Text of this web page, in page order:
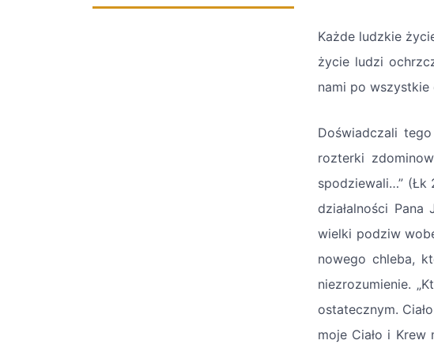
Każde ludzkie
życie ludzi
nami po
Doświadczali
rozterki
spodziewali…” (Łk
działalności Pana
wielki podziw
nowego chleba,
niezrozumienie.
ostatecznym.
moje Ciało i